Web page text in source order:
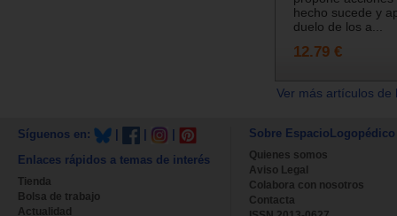
hecho sucede y
duelo de los a...
12.79 €
Ver más artículos
Síguenos en:
Enlaces rápidos a temas de interés
Tienda
Bolsa de trabajo
Actualidad
Sobre EspacioLogopédico
Quienes somos
Aviso Legal
Colabora con nosotros
Contacta